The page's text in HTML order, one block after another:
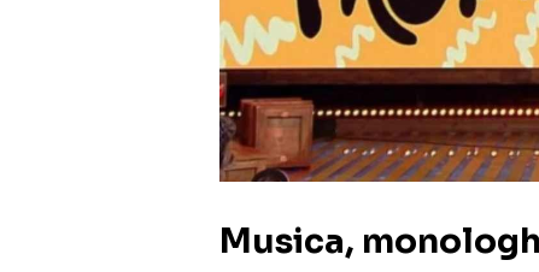
Musica,